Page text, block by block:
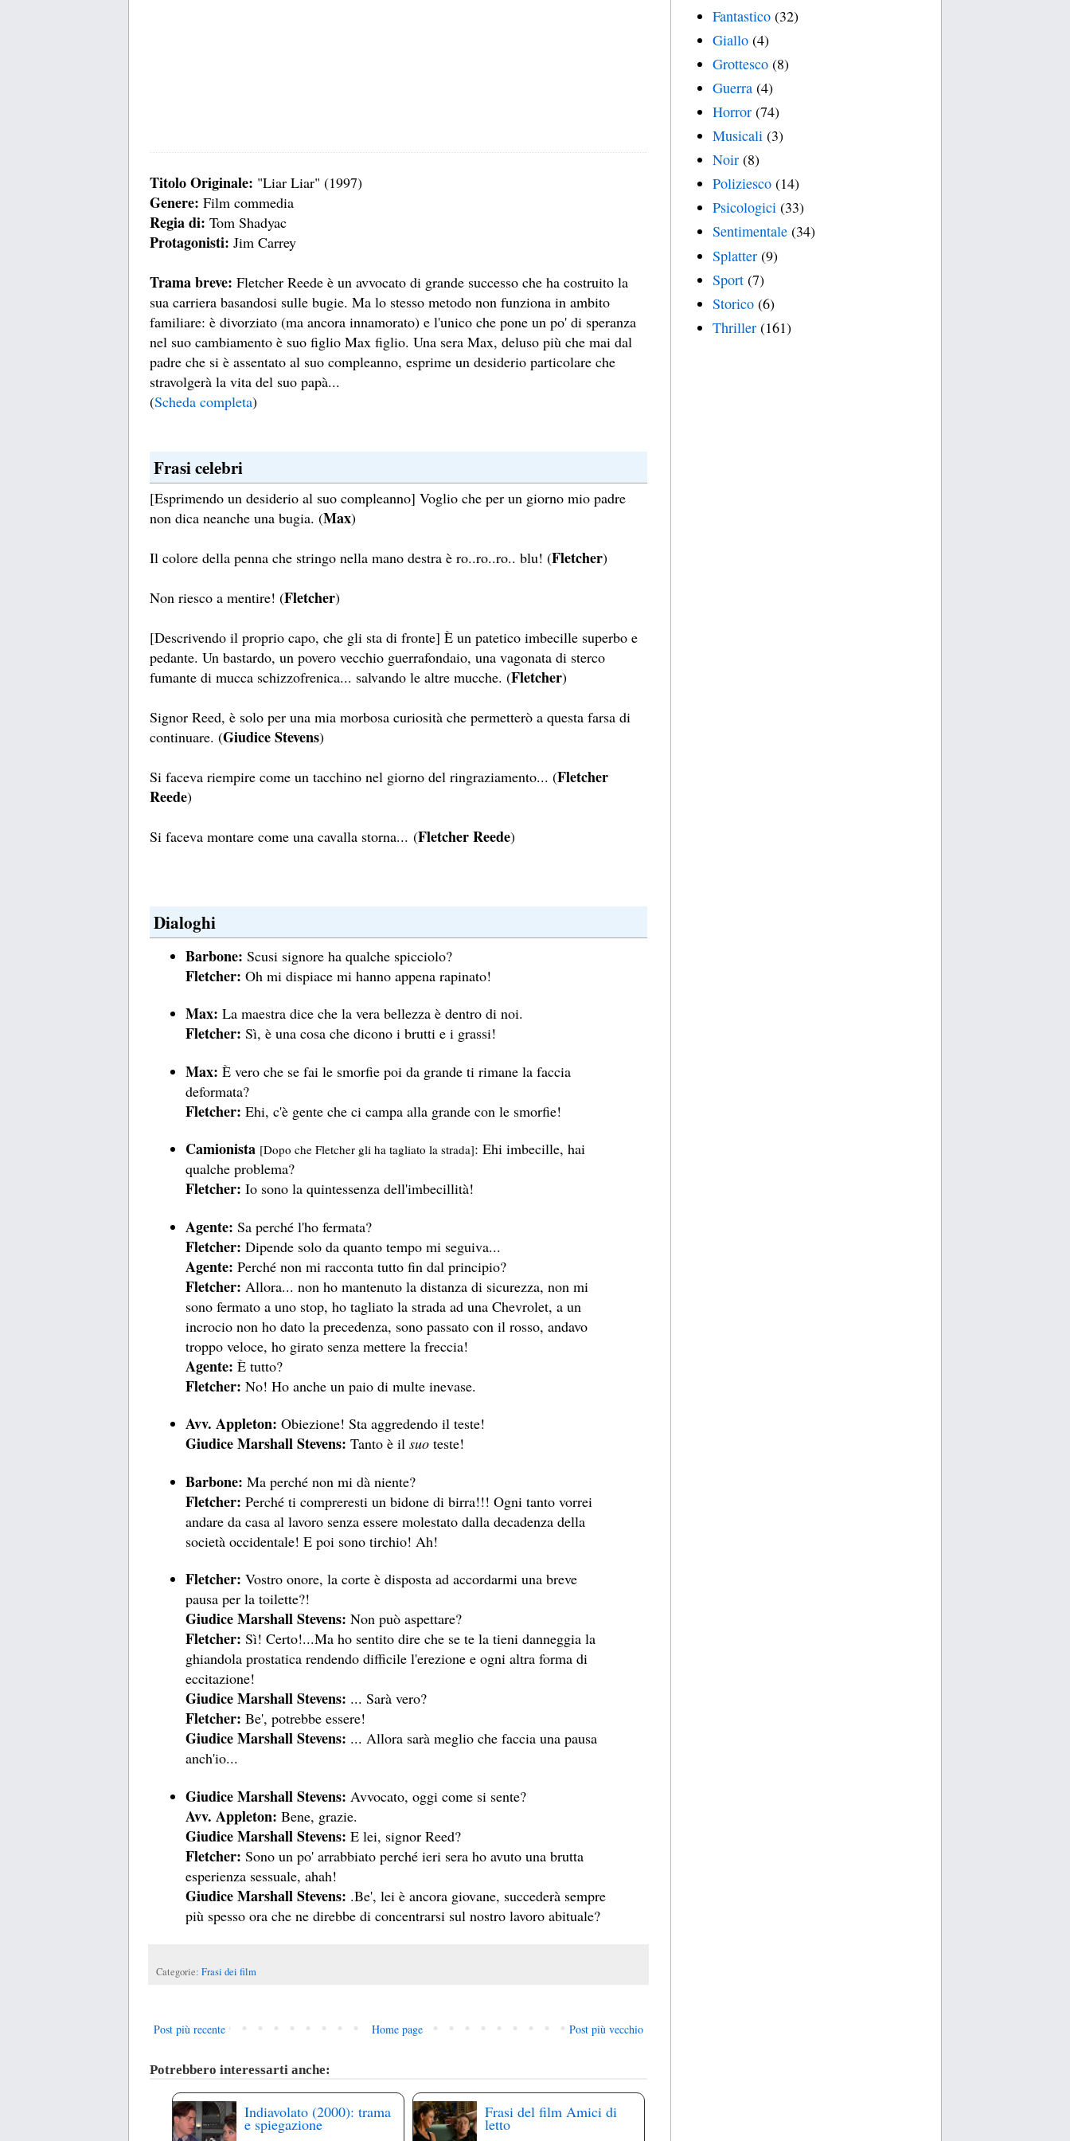
Titolo Originale: "Liar Liar" (1997)
Genere: Film commedia
Regia di: Tom Shadyac
Protagonisti: Jim Carrey
Trama breve: Fletcher Reede è un avvocato di grande successo che ha costruito la
sua carriera basandosi sulle bugie. Ma lo stesso metodo non funziona in ambito
familiare: è divorziato (ma ancora innamorato) e l'unico che pone un po' di speranza
nel suo cambiamento è suo figlio Max figlio. Una sera Max, deluso più che mai dal
padre che si è assentato al suo compleanno, esprime un desiderio particolare che
stravolgerà la vita del suo papà...
(Scheda completa)
Frasi celebri
[Esprimendo un desiderio al suo compleanno] Voglio che per un giorno mio padre
non dica neanche una bugia. (Max)
Il colore della penna che stringo nella mano destra è ro..ro..ro.. blu! (Fletcher)
Non riesco a mentire! (Fletcher)
[Descrivendo il proprio capo, che gli sta di fronte] È un patetico imbecille superbo e
pedante. Un bastardo, un povero vecchio guerrafondaio, una vagonata di sterco
fumante di mucca schizzofrenica... salvando le altre mucche. (Fletcher)
Signor Reed, è solo per una mia morbosa curiosità che permetterò a questa farsa di
continuare. (Giudice Stevens)
Si faceva riempire come un tacchino nel giorno del ringraziamento... (Fletcher
Reede)
Si faceva montare come una cavalla storna... (Fletcher Reede)
Dialoghi
Barbone: Scusi signore ha qualche spicciolo?
Fletcher: Oh mi dispiace mi hanno appena rapinato!
Max: La maestra dice che la vera bellezza è dentro di noi.
Fletcher: Sì, è una cosa che dicono i brutti e i grassi!
Max: È vero che se fai le smorfie poi da grande ti rimane la faccia
deformata?
Fletcher: Ehi, c'è gente che ci campa alla grande con le smorfie!
Camionista [Dopo che Fletcher gli ha tagliato la strada]: Ehi imbecille, hai
qualche problema?
Fletcher: Io sono la quintessenza dell'imbecillità!
Agente:Sa perché l'ho fermata?
Fletcher: Dipende solo da quanto tempo mi seguiva...
Agente: Perché non mi racconta tutto fin dal principio?
Fletcher: Allora... non ho mantenuto la distanza di sicurezza, non mi
sono fermato a uno stop, ho tagliato la strada ad una Chevrolet, a un
incrocio non ho dato la precedenza, sono passato con il rosso, andavo
troppo veloce, ho girato senza mettere la freccia!
Agente:È tutto?
Fletcher: No! Ho anche un paio di multe inevase.
Avv. Appleton: Obiezione! Sta aggredendo il teste!
Giudice Marshall Stevens: Tanto è ilsuo teste!
Barbone: Ma perché non mi dà niente?
Fletcher:Perché ti compreresti un bidone di birra!!! Ogni tanto vorrei
andare da casa al lavoro senza essere molestato dalla decadenza della
società occidentale! E poi sono tirchio! Ah!
Fletcher: Vostro onore, la corte è disposta ad accordarmi una breve
pausa per la toilette?!
Giudice Marshall Stevens:Non può aspettare?
Fletcher:Sì! Certo!...Ma ho sentito dire che se te la tieni danneggia la
ghiandola prostatica rendendo difficile l'erezione e ogni altra forma di
eccitazione!
Giudice Marshall Stevens: ... Sarà vero?
Fletcher:Be', potrebbe essere!
Giudice Marshall Stevens: ... Allora sarà meglio che faccia una pausa
anch'io...
Giudice Marshall Stevens: Avvocato, oggi come si sente?
Avv. Appleton:Bene, grazie.
Giudice Marshall Stevens: E lei, signor Reed?
Fletcher:Sono un po' arrabbiato perché ieri sera ho avuto una brutta
esperienza sessuale, ahah!
Giudice Marshall Stevens: .Be', lei è ancora giovane, succederà sempre
più spesso ora che ne direbbe di concentrarsi sul nostro lavoro abituale?
Categorie: Frasi dei film
Post più recente Post più vecchio
Home page
Potrebbero interessarti anche:
Indiavolato (2000): trama
e spiegazione
Frasi del film Amici di
letto
Fantastico (32)
Giallo (4)
Grottesco (8)
Guerra (4)
Horror (74)
Musicali (3)
Noir (8)
Poliziesco (14)
Psicologici (33)
Sentimentale (34)
Splatter (9)
Sport (7)
Storico (6)
Thriller (161)